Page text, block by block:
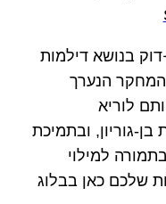
בנושא דילמות
הנערך
לוריא
גוריון, ובתמיכת
בתמורה למילוי
שלכם כאן בבלוג